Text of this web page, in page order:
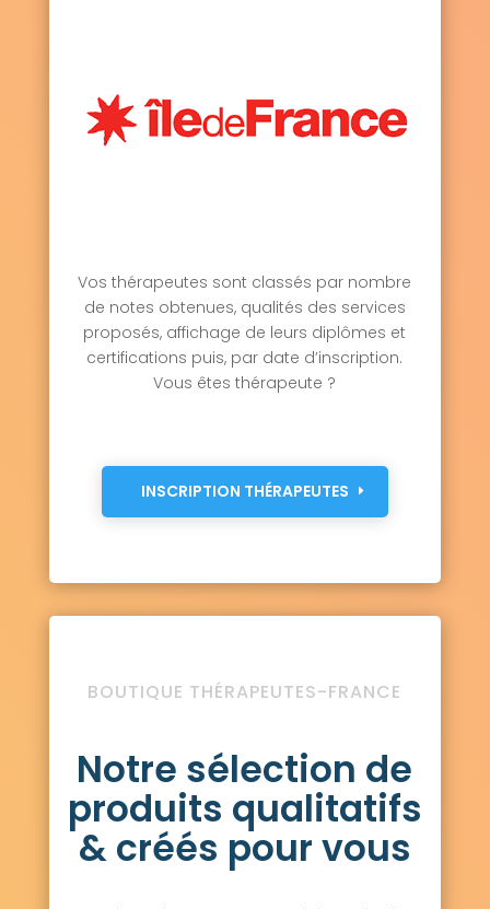
Vos thérapeutes sont classés par nombre
de notes obtenues, qualités des services
proposés, affichage de leurs diplômes et
certifications puis, par date d’inscription.
Vous êtes thérapeute ?
INSCRIPTION THÉRAPEUTES
BOUTIQUE THÉRAPEUTES-FRANCE
Notre sélection de
produits qualitatifs
& créés pour vous